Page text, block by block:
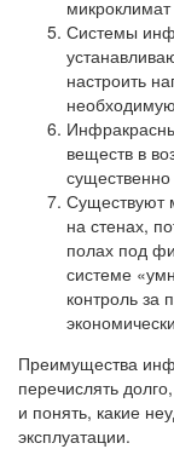
Системы
настроить
веществ в
Существуют
на стенах,
полах под
системе
контроль за
Преимущества
перечислять
и понять, какие
эксплуатации.